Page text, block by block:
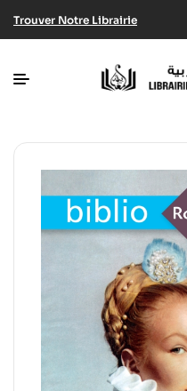
Trouver Notre Librairie